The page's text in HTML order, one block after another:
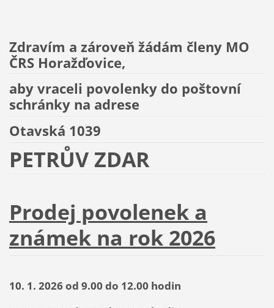
Zdravím a zároveň žádám členy MO
ČRS Horažďovice,
aby vraceli povolenky do poštovní
schránky na adrese
Otavská 1039
PETRŮV ZDAR
Prodej povolenek a
známek na rok 2026
10. 1. 2026 od 9.00 do 12.00 hodin